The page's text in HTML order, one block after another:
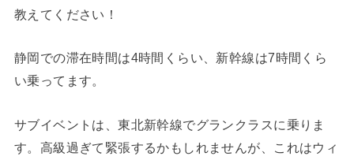
教えてください！
静岡での滞在時間は4時間くらい、新幹線は7時間くら
い乗ってます。
サブイベントは、東北新幹線でグランクラスに乗りま
す。高級過ぎて緊張するかもしれませんが、これはウィ